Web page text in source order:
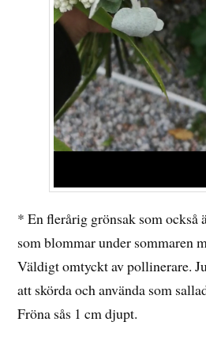
* En flerårig grönsak som också
som blommar under sommaren
Väldigt omtyckt av pollinerare.
att skörda och använda som
Fröna sås 1 cm djupt.